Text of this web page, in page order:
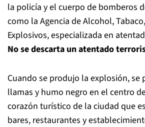
la policía y el cuerpo de bomberos
como la Agencia de Alcohol,
Explosivos, especializada en
No se descarta un atentado
Cuando se produjo la explosión, se
llamas y humo negro en el centro
corazón turístico de la ciudad que
bares, restaurantes y